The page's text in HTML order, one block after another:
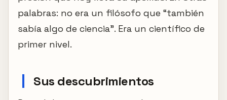
palabras: no era un filósofo que “también
sabía algo de ciencia”. Era un científico de
primer nivel.
Sus descubrimientos